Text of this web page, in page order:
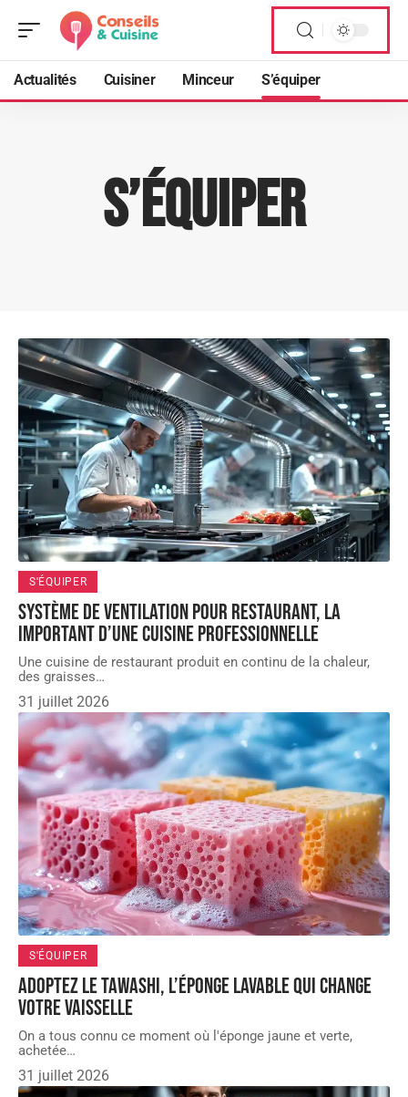
Actualités Cuisiner Minceur S’équiper
S’équiper
S'ÉQUIPER
Système de ventilation pour restaurant, la
important d’une cuisine professionnelle
Une cuisine de restaurant produit en continu de la chaleur,
des graisses…
31 juillet 2026
S'ÉQUIPER
Adoptez le tawashi, l’éponge lavable qui change
votre vaisselle
On a tous connu ce moment où l'éponge jaune et verte,
achetée…
31 juillet 2026